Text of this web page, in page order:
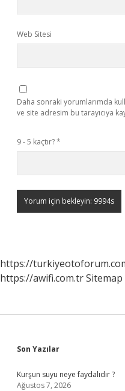
Web Sitesi
Daha sonraki yorumlarımda
ve site adresim bu tarayıcıya
9 - 5 kaçtır?*
https://
https://awifi.com.trSitemap
Sidebar
Son Yazılar
Kurşun suyu neye faydalıdır ?
Ağustos 7, 2026